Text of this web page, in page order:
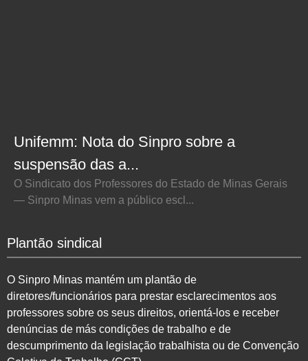
Unifemm: Nota do Sinpro sobre a
suspensão das a...
O Sindicato dos Professores do Estado de Minas Gerais
— Sinpro Minas vem a público escl...
Plantão sindical
O Sinpro Minas mantém um plantão de
diretores/funcionários para prestar esclarecimentos aos
professores sobre os seus direitos, orientá-los e receber
denúncias de más condições de trabalho e de
descumprimento da legislação trabalhista ou de Convenção